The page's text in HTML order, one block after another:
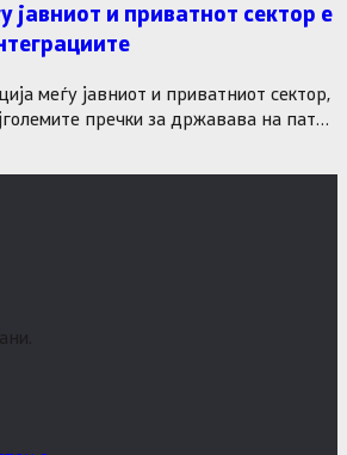
јавниот и приватнот сектор е
меѓу јавниот и приватниот сектор,
пречки за државава на патот